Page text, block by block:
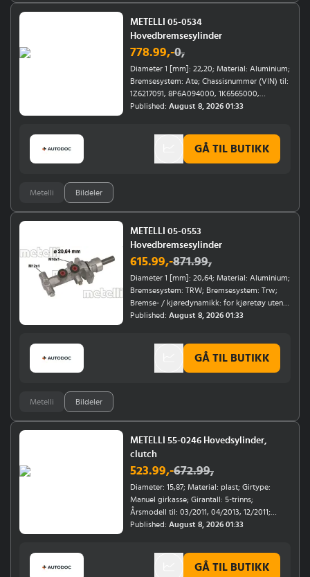
METELLI 05-0534
Hovedbremsesylinder
778.99,-0,
Diameter 1 [mm]: 22,20; Material: Aluminium;
Bremsesystem: Ate; Chassisnummer (VIN) til:
1Z6217091, 8P6A094000, 1K6565000,
5P6031759, 1K6741206; Årsmodell fra:
Published: August 8, 2026 01:33
Metelli Bildeler
GÅ TIL BUTIKK
METELLI 05-0553
Hovedbremsesylinder
615.99,-871.99,
Diameter 1 [mm]: 20,64; Material: Aluminium;
Bremsesystem: TRW; Bremsesystem: Trw;
Bremse- / kjøredynamikk: for kjøretøy uten
ESP, for kjøretøy uten TC; Chassisnummer
Published: August 8, 2026 01:33
Metelli Bildeler
GÅ TIL BUTIKK
METELLI 55-0246 Hovedsylinder,
clutch
523.99,-672.99,
Diameter: 15,87; Material: plast; Girtype:
Manuel girkasse; Girantall: 5-trinns;
Årsmodell til: 03/2011, 04/2013, 12/2011;
Bremsesystem: Luk; Årsmodell fra: 03/2011,
Published: August 8, 2026 01:33
GÅ TIL BUTIKK